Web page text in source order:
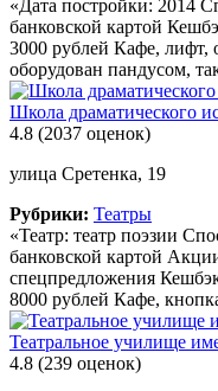
«Дата постройки: 2014
банковской картой
3000 рублей Кафе, лифт,
оборудован пандусом,
Школа драматического
4.8 (2037 оценок)
улица Сретенка, 19
Рубрики: Театры
«Театр: театр поэзии
банковской картой
спецпредложения
8000 рублей Кафе,
Театральное училище
4.8 (239 оценок)